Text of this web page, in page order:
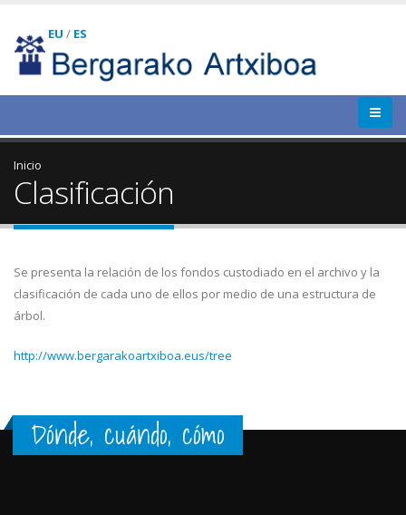
EU / ES
Inicio
Clasificación
Se presenta la relación de los fondos custodiado en el archivo y la
clasificación de cada uno de ellos por medio de una estructura de
árbol.
http://www.bergarakoartxiboa.eus/tree
Dónde, cuándo, cómo